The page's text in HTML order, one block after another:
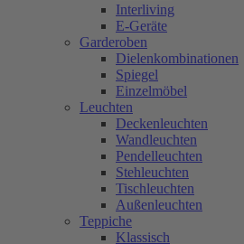
Interliving
E-Geräte
Garderoben
Dielenkombinationen
Spiegel
Einzelmöbel
Leuchten
Deckenleuchten
Wandleuchten
Pendelleuchten
Stehleuchten
Tischleuchten
Außenleuchten
Teppiche
Klassisch